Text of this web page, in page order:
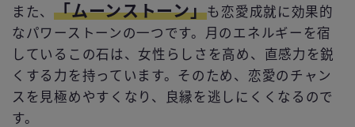
また、「ムーンストーン」も恋愛成就に効果的
なパワーストーンの一つです。月のエネルギーを宿
しているこの石は、女性らしさを高め、直感力を鋭
くする力を持っています。そのため、恋愛のチャン
スを見極めやすくなり、良縁を逃しにくくなるので
す。